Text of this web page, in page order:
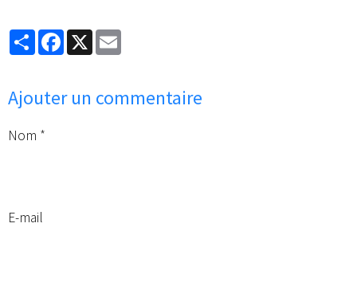
PartagerFacebook
X
Ajouter un commentaire
Nom
E-mail